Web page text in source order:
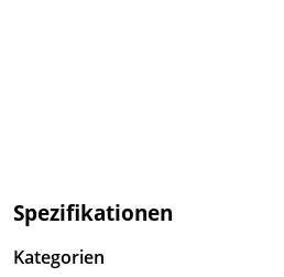
Spezifikationen
Kategorien